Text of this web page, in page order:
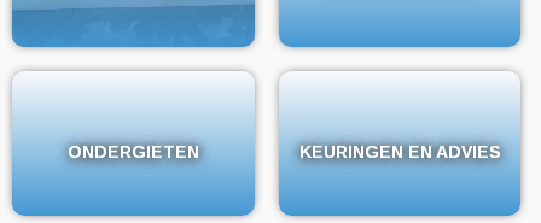
ONDERGIETEN
ONDERGIETEN KEURINGEN EN ADVIES
KEURINGEN EN ADVIES